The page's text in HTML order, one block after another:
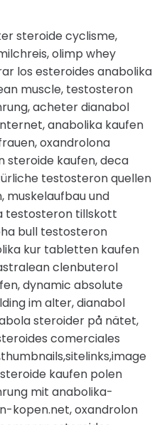
steroide cyclisme,
olimp whey
los esteroides anabolika
muscle, testosteron
acheter dianabol
anabolika kaufen
oxandrolona
kaufen, deca
testosteron quellen
muskelaufbau und
testosteron tillskott
bull testosteron
kur tabletten kaufen
clenbuterol
dynamic absolute
im alter, dianabol
steroider på nätet,
comerciales
kaufen polen
mit anabolika-
kopen.net, oxandrolon